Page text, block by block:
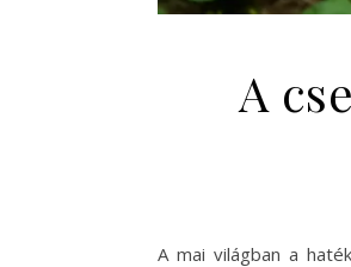
A
A mai világban a